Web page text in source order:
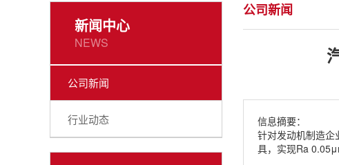
新闻中心
NEWS
公司新闻
行业动态
公司新闻
信息摘要：
针对发动机制造企
具，实现Ra